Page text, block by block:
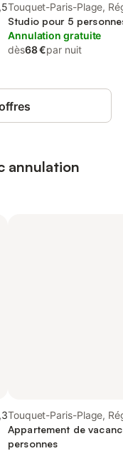
Touquet-Paris-Plage,
Montreuil
Studio pour 5
Annulation gratuite
dès68 €par nuit
annulation
Touquet-Paris-Plage,
Montreuil
Appartement de
personnes